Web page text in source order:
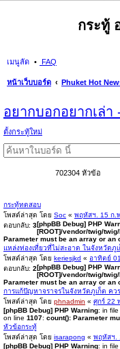
กระทู้
เมนูลัด FAQ
หน้าเว็บบอร์ด Phuket Hot
อยากบอกอยากเล่
ตั้งกระทู้ใหม่
702304 หัวข้อ
กระทู้ทดสอบ
โพสต์ล่าสุด โดย Soc « พฤหัสฯ. 15 ก.
ตอบกลับ: 3[phpBB Debug] PHP
[ROOT]/vendor/twig/
Parameter must be an array or an
แหล่งท่องเที่ยวที่ไม่สะอาด ในจังหวัดภูเ
โพสต์ล่าสุด โดย keriesjkd « อาทิตย์
ตอบกลับ: 2[phpBB Debug] PHP
[ROOT]/vendor/twig/
Parameter must be an array or an
การแก้ปัญหาจราจรในจังหวัดภูเก็ต คว
โพสต์ล่าสุด โดย phnadmin « ศุกร์ 22
[phpBB Debug] PHP Warning: in file
on line 1107: count(): Parameter
หัวข้อกระทู้
โพสต์ล่าสุด โดย isarapong « พฤหัสฯ.
[phpBB Debug] PHP Warning: in file